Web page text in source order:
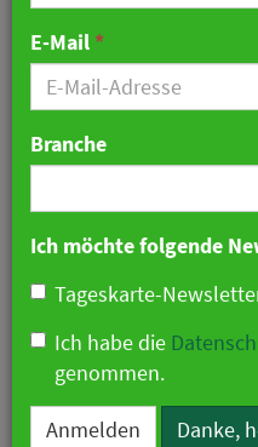
am BER
Pforten für
Reisesaison
17. Juni 2021 21:37
E-Mail *
Branche
Ich möchte folgende
Tageskarte-
Ich habe die
genommen.
Anmelden Danke,